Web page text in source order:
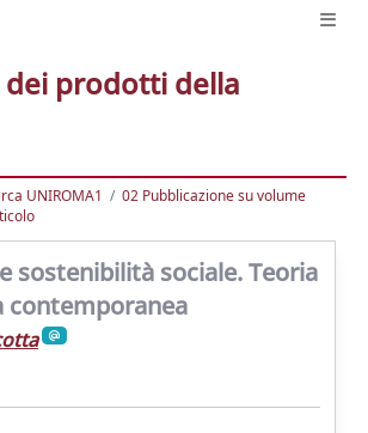
dei prodotti della
UNIROMA1
02 Pubblicazione su volume
sostenibilità sociale. Teoria
contemporanea